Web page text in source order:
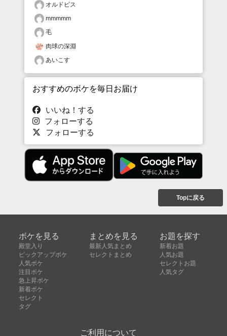
オルドビス
mmmmm
毛
肉球の深淵
あいこす
おすすめのボケを毎日お届け
いいね！する
フォローする
フォローする
Topに戻る
ボケを見る
殿堂入り
ピックアップボケ
人気ボケ
注目ボケ
急上昇ボケ
新着ボケ
セレクト
タグ
まとめを見る
最新人気まとめ
セレクトまとめ
お題を探す
新着お題
人気お題
セレクトお題
人気タグ
ご利用について